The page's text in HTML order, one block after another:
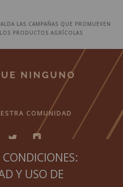
LAS CAMPAÑAS QUE PROMUEVEN
PRODUCTOS AGRÍCOLAS
COMUNIDAD
NINGUNO
Y USO DE